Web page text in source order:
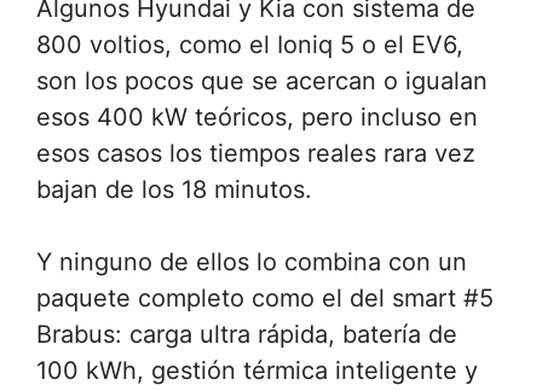
Algunos Hyundai y Kia con sistema de
800 voltios, como el Ioniq 5 o el EV6,
son los pocos que se acercan o igualan
esos 400 kW teóricos, pero incluso en
esos casos los tiempos reales rara vez
bajan de los 18 minutos.
Y ninguno de ellos lo combina con un
paquete completo como el del smart #5
Brabus: carga ultra rápida, batería de
100 kWh, gestión térmica inteligente y